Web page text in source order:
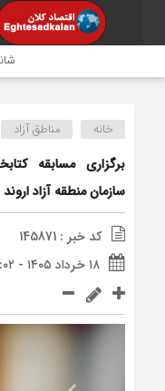
خانه مناطق آزاد
برگزاری مسابقه
سازمان منطقه آزاد اروند
کد خبر : 145871
۱۸ خرداد ۱۴۰۵ - ۱۷:۰۲